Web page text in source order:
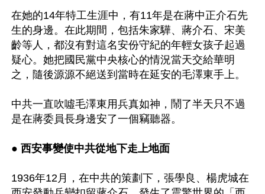
在她的14年特工生涯中，有11年是在蔣中正介石先
生的身邊。在此期間，包括朱家驊、蔣介石、宋美
齡等人，都沒有對這名安份守紀的年輕女孩子起過
疑心。她把國民黨中央核心的情況當天交給華明
之，隨後源源不絕送到當時在延安的毛澤東手上。
中共一直吹噓毛澤東用兵真如神，鬧了半天只不過
是在蔣委員長身邊安了一個竊聽器。
● 西安事變使中共從地下走上地面
1936年12月，在中共的策劃下，張學良、楊虎城在